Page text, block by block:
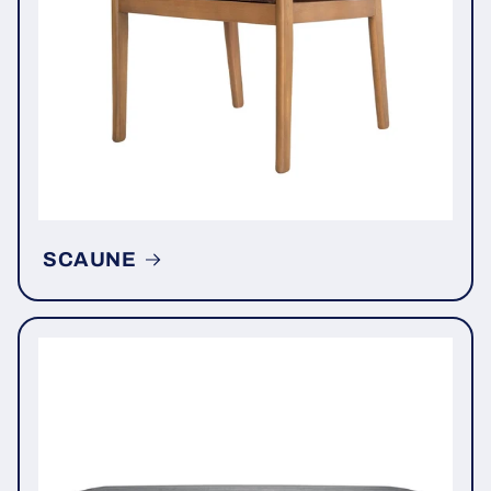
SCAUNE